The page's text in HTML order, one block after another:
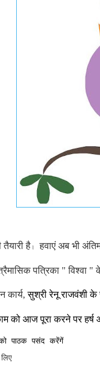
है ।
हवाएं अब भी
पत्रिका " विश्वा
कार्य, सुश्री रेनू राजवंशी
को आज पूरा करने पर हर्ष
पाठक पसंद करेंगें